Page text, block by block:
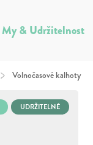
My & Udržitelnost
/ Volnočasové kalhoty
UDRŽITELNÉ